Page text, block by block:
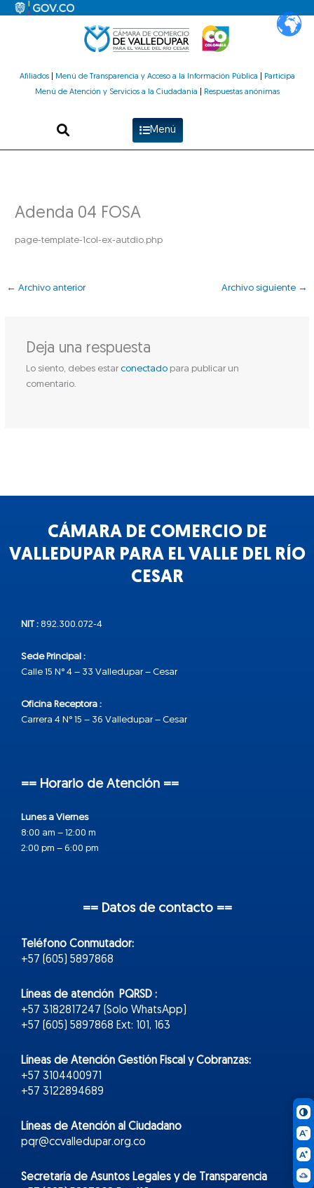
Afiliados| Menú de Transparencia y Acceso a la Información Pública
Participa
Menú de Atención y Servicios a la Ciudadanía
Respuestas anónimas
Menú
Adenda 04 FOSA
page-template-1col-ex-autdio.php
← Archivo anterior Archivo siguiente →
Deja una respuesta
Lo siento, debes estar conectadopara publicar un
comentario.
CÁMARA DE COMERCIO DE
VALLEDUPAR PARA EL VALLE DEL RÍO
CESAR
NIT : 892.300.072-4
Sede Principal :
Calle 15 N° 4 – 33 Valledupar – Cesar
Oficina Receptora :
Carrera 4 N° 15 – 36 Valledupar – Cesar
== Horario de Atención ==
Lunes a Viernes
8:00 am – 12:00 m
2:00 pm – 6:00 pm
== Datos de contacto ==
Teléfono Conmutador:
+57 (605) 5897868
Líneas de atención PQRSD :
+57 3182817247 (Solo WhatsApp)
+57 (605) 5897868 Ext: 101, 163
Líneas de Atención Gestión Fiscal y Cobranzas:
+57 3104400971
+57 3122894689
Líneas de Atención al Ciudadano
pqr@ccvalledupar.org.co
Secretaría de Asuntos Legales y de Transparencia